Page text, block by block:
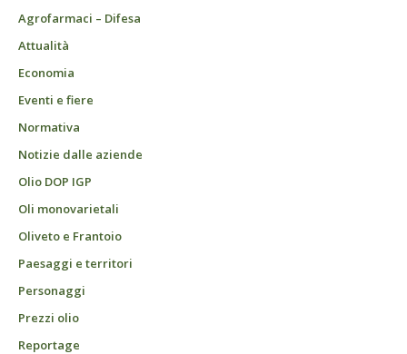
Agrofarmaci – Difesa
Attualità
Economia
Eventi e fiere
Normativa
Notizie dalle aziende
Olio DOP IGP
Oli monovarietali
Oliveto e Frantoio
Paesaggi e territori
Personaggi
Prezzi olio
Reportage